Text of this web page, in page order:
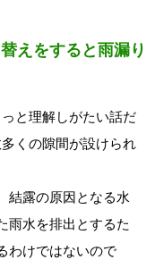
えをすると雨漏り
と理解しがたい話だ
くの隙間が設けられ
結露の原因となる水
雨水を排出とするた
わけではないので